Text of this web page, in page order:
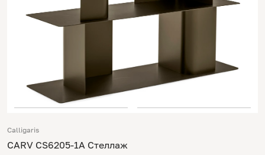
Calligaris
CARV CS6205-1A Стеллаж